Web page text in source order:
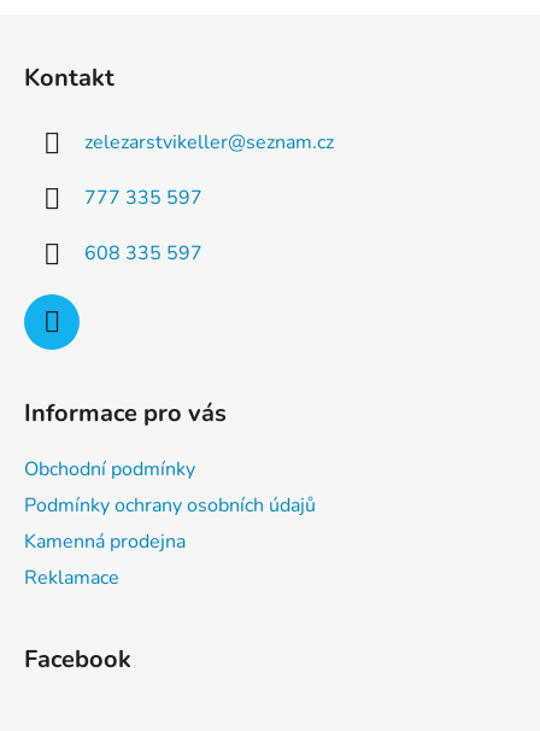
v
Kontakt
zelezarstvikeller@seznam.cz
777 335 597
608 335 597
Informace pro vás
Obchodní podmínky
Podmínky ochrany osobních údajů
Kamenná prodejna
Reklamace
Facebook